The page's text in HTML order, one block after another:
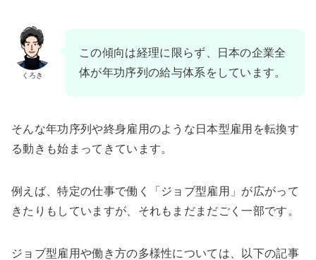
くろき
この傾向は経理に限らず、日本の企業全
体が年功序列の給与体系をしています。
そんな年功序列や終身雇用のような日本型雇用を転換す
る動きも始まってきています。
例えば、特定の仕事で働く「ジョブ型雇用」が広がって
きたりもしていますが、それもまだまだごく一部です。
ジョブ型雇用や働き方の多様性については、以下の記事